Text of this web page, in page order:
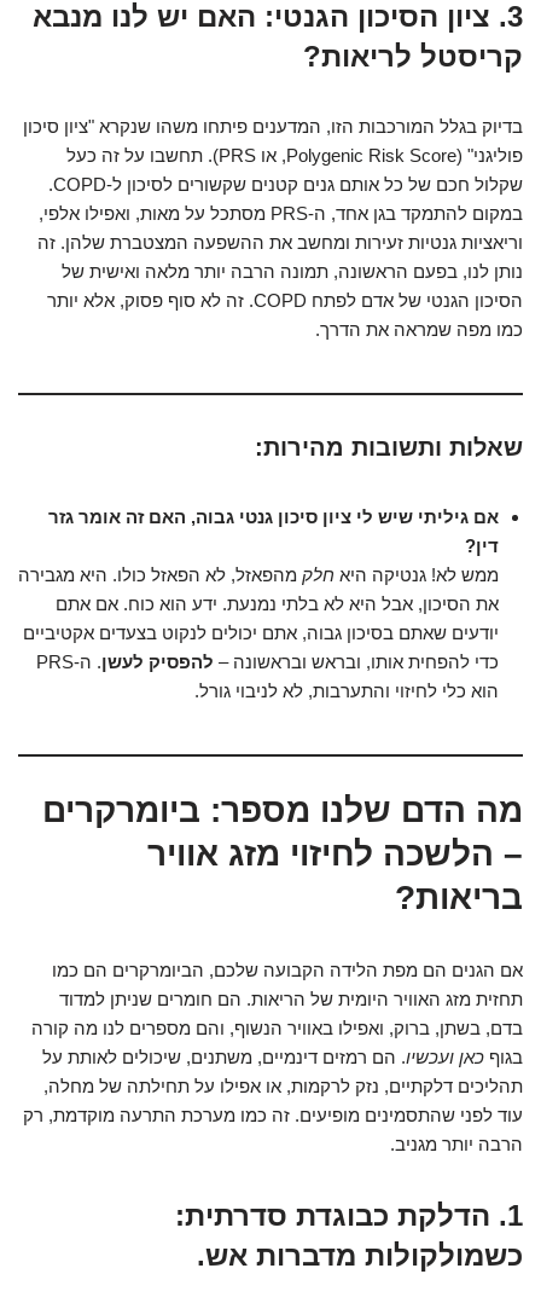
3. ציון הסיכון הגנטי: האם יש לנו מנבא
קריסטל לריאות?
בדיוק בגלל המורכבות הזו, המדענים פיתחו משהו שנקרא "ציון סיכון
פוליגני" (Polygenic Risk Score, או PRS). תחשבו על זה כעל
שקלול חכם של כל אותם גנים קטנים שקשורים לסיכון ל-COPD.
במקום להתמקד בגן אחד, ה-PRS מסתכל על מאות, ואפילו אלפי,
וריאציות גנטיות זעירות ומחשב את ההשפעה המצטברת שלהן. זה
נותן לנו, בפעם הראשונה, תמונה הרבה יותר מלאה ואישית של
הסיכון הגנטי של אדם לפתח COPD. זה לא סוף פסוק, אלא יותר
כמו מפה שמראה את הדרך.
שאלות ותשובות מהירות:
אם גיליתי שיש לי ציון סיכון גנטי גבוה, האם זה אומר גזר
דין?
ממש לא! גנטיקה היא חלק מהפאזל, לא הפאזל כולו. היא מגבירה
את הסיכון, אבל היא לא בלתי נמנעת. ידע הוא כוח. אם אתם
יודעים שאתם בסיכון גבוה, אתם יכולים לנקוט בצעדים אקטיביים
כדי להפחית אותו, ובראש ובראשונה – להפסיק לעשן
. ה-PRS
הוא כלי לחיזוי והתערבות, לא לניבוי גורל.
מה הדם שלנו מספר: ביומרקרים
– הלשכה לחיזוי מזג אוויר
בריאות?
אם הגנים הם מפת הלידה הקבועה שלכם, הביומרקרים הם כמו
תחזית מזג האוויר היומית של הריאות. הם חומרים שניתן למדוד
בדם, בשתן, ברוק, ואפילו באוויר הנשוף, והם מספרים לנו מה קורה
בגוף כאן ועכשיו. הם רמזים דינמיים, משתנים, שיכולים לאותת על
תהליכים דלקתיים, נזק לרקמות, או אפילו על תחילתה של מחלה,
עוד לפני שהתסמינים מופיעים. זה כמו מערכת התרעה מוקדמת, רק
הרבה יותר מגניב.
1. הדלקת כבוגדת סדרתית:
כשמולקולות מדברות אש.